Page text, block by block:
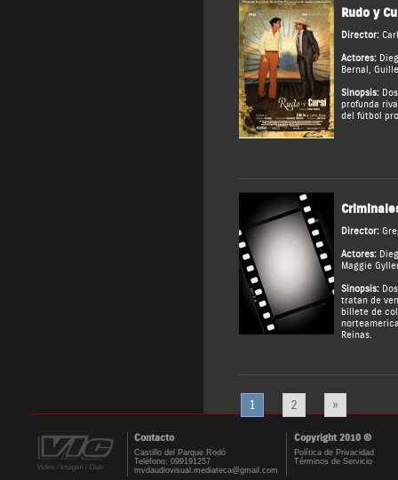
Rudo y
Director:
Actores:
Bernal ,
Sinopsis:
profunda
del fútbol
Director:
Actores:
Maggie
Sinopsis:
tratan de
billete de
Reinas.
1 2 »
Contacto Copyright 2010 ©
Castillo del Parque Rodó
Teléfono: 099191257
mvdaudiovisual.mediateca@gmail.com
Política de Privacidad
Términos de Servicio